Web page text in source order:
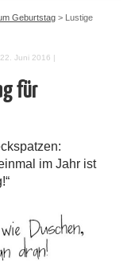
Geburtstag >
Lustige
Juni 2016
für
im Jahr ist